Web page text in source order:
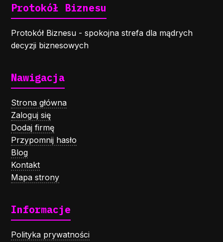
Protokół Biznesu
Protokół Biznesu - spokojna strefa dla mądrych
decyzji biznesowych
Nawigacja
Strona główna
Zaloguj się
Dodaj firmę
Przypomnij hasło
Blog
Kontakt
Mapa strony
Informacje
Polityka prywatności